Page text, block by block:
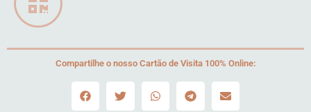
Compartilhe o nosso Cartão de Visita 100% Online: